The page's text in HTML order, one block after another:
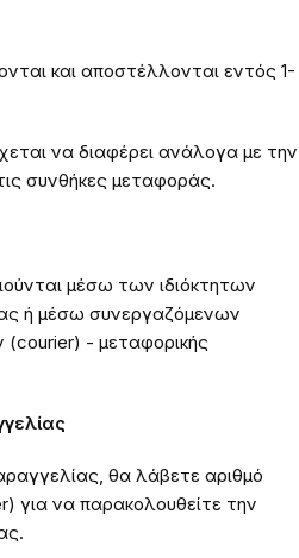
και αποστέλλονται εντός 1-
να διαφέρει ανάλογα με την
συνθήκες μεταφοράς.
μέσω των ιδιόκτητων
ή μέσω συνεργαζόμενων
- μεταφορικής
θα λάβετε αριθμό
για να παρακολουθείτε την